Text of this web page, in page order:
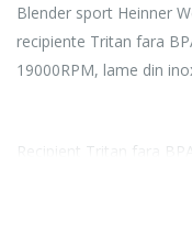
Blender sport Heinner
recipiente Tritan fara
19000RPM, lame din
Recipient Tritan fara
Doua capace “Gata de